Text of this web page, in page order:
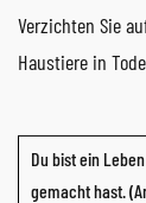
Verzichten Sie
Haustiere in
Du bist ein
gemacht hast.